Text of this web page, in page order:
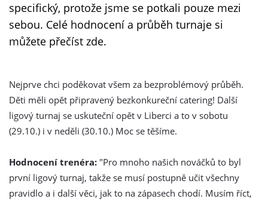
specifický, protože jsme se potkali pouze mezi
sebou. Celé hodnocení a průběh turnaje si
můžete přečíst zde.
Nejprve chci poděkovat všem za bezproblémový průběh.
Děti měli opět připravený bezkonkureční catering! Další
ligový turnaj se uskuteční opět v Liberci a to v sobotu
(29.10.) i v neděli (30.10.) Moc se těšíme.
Hodnocení trenéra: "Pro mnoho našich nováčků to byl
první ligový turnaj, takže se musí postupně učit všechny
pravidlo a i další věci, jak to na zápasech chodí. Musím říct,